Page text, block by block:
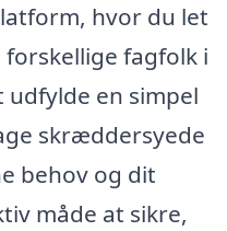
hvor du let
fagfolk i
udfylde en simpel
skræddersyede
behov og dit
måde at sikre,